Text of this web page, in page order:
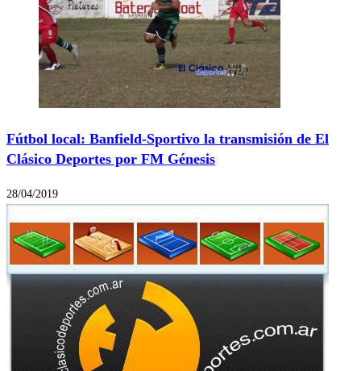
Fútbol local: Banfield-Sportivo la transmisión de El
Clásico Deportes por FM Génesis
28/04/2019